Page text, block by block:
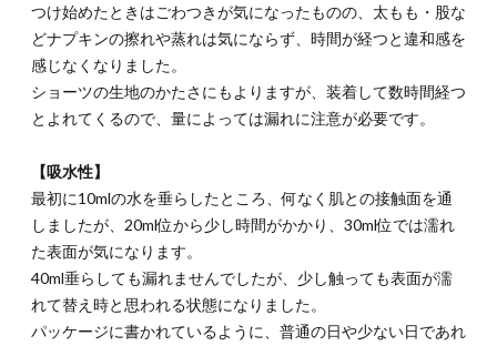
つけ始めたときはごわつきが気になったものの、太もも・股な
どナプキンの擦れや蒸れは気にならず、時間が経つと違和感を
感じなくなりました。
ショーツの生地のかたさにもよりますが、装着して数時間経つ
とよれてくるので、量によっては漏れに注意が必要です。
【吸水性】
最初に10mlの水を垂らしたところ、何なく肌との接触面を通
しましたが、20ml位から少し時間がかかり、30ml位では濡れ
た表面が気になります。
40ml垂らしても漏れませんでしたが、少し触っても表面が濡
れて替え時と思われる状態になりました。
パッケージに書かれているように、普通の日や少ない日であれ